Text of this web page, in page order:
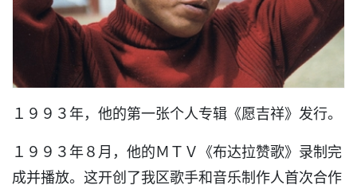
１９９３年，他的第一张个人专辑《愿吉祥》发行。
１９９３年８月，他的ＭＴＶ《布达拉赞歌》录制完
成并播放。这开创了我区歌手和音乐制作人首次合作